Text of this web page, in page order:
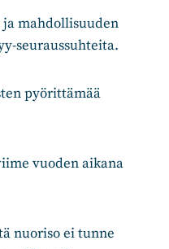
mahdollisuuden
seuraussuhteita.
pyörittämää
vuoden aikana
nuoriso ei tunne